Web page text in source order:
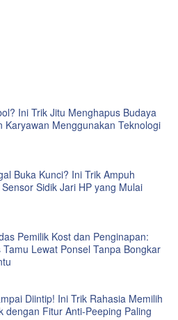
Ini Trik Jitu Menghapus Budaya
Karyawan Menggunakan Teknologi
Buka Kunci? Ini Trik Ampuh
Sidik Jari HP yang Mulai
Pemilik Kost dan Penginapan:
Tamu Lewat Ponsel Tanpa Bongkar
Diintip! Ini Trik Rahasia Memilih
dengan Fitur Anti-Peeping Paling